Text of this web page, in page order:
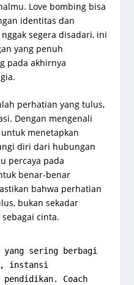
Love bombing bisa
identitas dan
segera disadari, ini
yang penuh
pada akhirnya
perhatian yang tulus,
Dengan mengenali
menetapkan
diri dari hubungan
percaya pada
benar-benar
bahwa perhatian
bukan sekadar
cinta.
yang sering berbagi
instansi
pendidikan. Coach